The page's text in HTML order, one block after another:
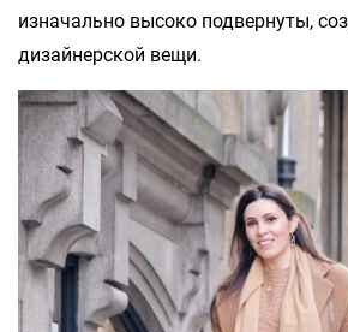
изначально высоко подвернуты,
дизайнерской вещи.